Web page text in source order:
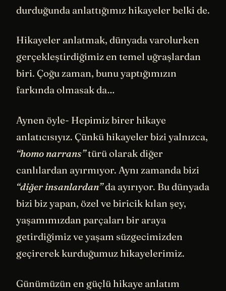
durduğunda anlattığımız hikayeler belki de.
Hikayeler anlatmak, dünyada varolurken
gerçekleştirdiğimiz en temel uğraşlardan
biri. Çoğu zaman, bunu yaptığımızın
farkında olmasak da…
Aynen öyle- Hepimiz birer hikaye
anlatıcısıyız. Çünkü hikayeler bizi yalnızca,
“homo narrans”türü olarak diğer
canlılardan ayırmıyor. Aynı zamanda bizi
“diğer insanlardan”da ayırıyor. Bu dünyada
bizi biz yapan, özel ve biricik kılan şey,
yaşamımızdan parçaları bir araya
getirdiğimiz ve yaşam süzgecimizden
geçirerek kurduğumuz hikayelerimiz.
Günümüzün en güçlü hikaye anlatım